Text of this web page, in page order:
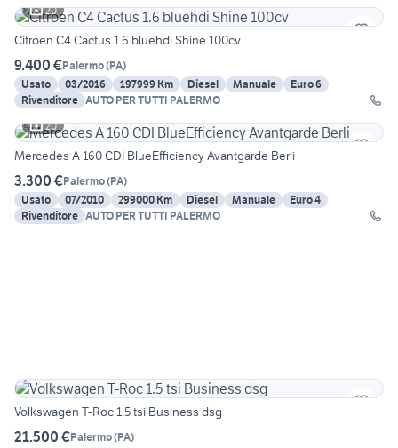
20
Citroen C4 Cactus 1.6 bluehdi Shine 100cv
9.400 €Palermo(PA)
Usato
03/2016 197999 Km Diesel Manuale
Euro 6
Rivenditore AUTO PER TUTTI PALERMO
20
Mercedes A 160 CDI BlueEfficiency Avantgarde Berli
3.300 €Palermo(PA)
Usato
07/2010 299000 Km Diesel Manuale
Euro 4
Rivenditore AUTO PER TUTTI PALERMO
Volkswagen T-Roc 1.5 tsi Business dsg
21.500 €Palermo(PA)